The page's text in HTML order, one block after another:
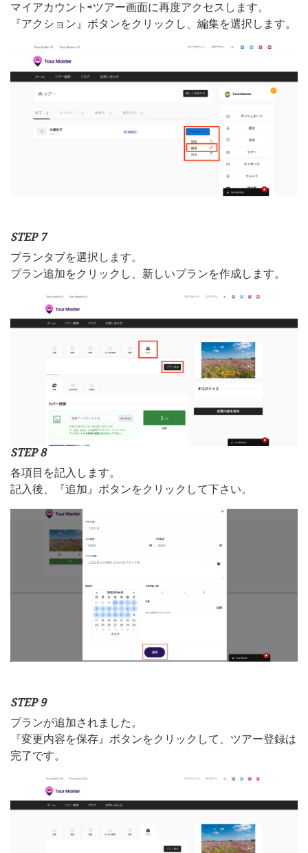
マイアカウント⇨ツアー画面に再度アクセスします。
『アクション』ボタンをクリックし、編集を選択します。
STEP 7
プランタブを選択します。
プラン追加をクリックし、新しいプランを作成します。
STEP 8
各項目を記入します。
記入後、『追加』ボタンをクリックして下さい。
STEP 9
プランが追加されました。
『変更内容を保存』ボタンをクリックして、ツアー登録は
完了です。